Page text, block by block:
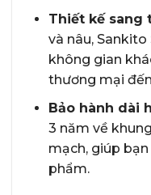
Thiết kế sang
và nâu,
không gian
thương mại
Bảo hành dài
3 năm về
mạch, giúp
phẩm.